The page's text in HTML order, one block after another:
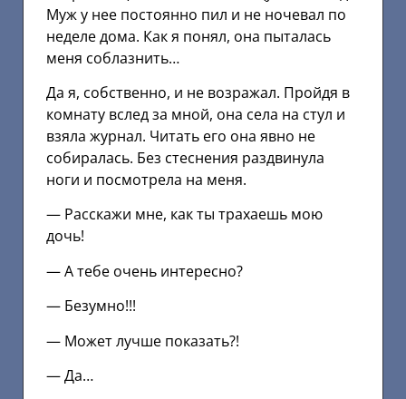
Муж у нее постоянно пил и не ночевал по
неделе дома. Как я понял, она пыталась
меня соблазнить…
Да я, собственно, и не возражал. Пройдя в
комнату вслед за мной, она села на стул и
взяла журнал. Читать его она явно не
собиралась. Без стеснения раздвинула
ноги и посмотрела на меня.
— Расскажи мне, как ты трахаешь мою
дочь!
— А тебе очень интересно?
— Безумно!!!
— Может лучше показать?!
— Да…